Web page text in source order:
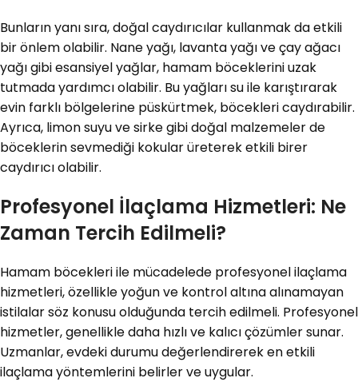
Bunların yanı sıra, doğal caydırıcılar kullanmak da etkili
bir önlem olabilir. Nane yağı, lavanta yağı ve çay ağacı
yağı gibi esansiyel yağlar, hamam böceklerini uzak
tutmada yardımcı olabilir. Bu yağları su ile karıştırarak
evin farklı bölgelerine püskürtmek, böcekleri caydırabilir.
Ayrıca, limon suyu ve sirke gibi doğal malzemeler de
böceklerin sevmediği kokular üreterek etkili birer
caydırıcı olabilir.
Profesyonel İlaçlama Hizmetleri: Ne
Zaman Tercih Edilmeli?
Hamam böcekleri ile mücadelede profesyonel ilaçlama
hizmetleri, özellikle yoğun ve kontrol altına alınamayan
istilalar söz konusu olduğunda tercih edilmeli. Profesyonel
hizmetler, genellikle daha hızlı ve kalıcı çözümler sunar.
Uzmanlar, evdeki durumu değerlendirerek en etkili
ilaçlama yöntemlerini belirler ve uygular.